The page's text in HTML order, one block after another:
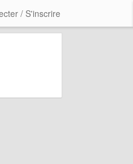
/ S'inscrire